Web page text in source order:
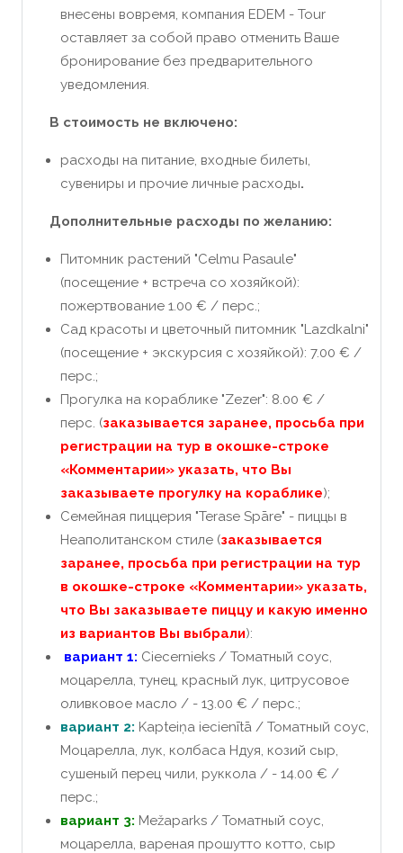
внесены вовремя, компания EDEM - Tour
оставляет за собой право отменить Ваше
бронирование без предварительного
уведомления.
В стоимость не включено:
расходы на питание, входные билеты,
сувениры и прочие личные расходы.
Дополнительные расходы по желанию:
Питомник растений "Celmu Pasaule"
(посещение + встреча со хозяйкой):
пожертвование 1.00 € / перс.;
Сад красоты и цветочный питомник "Lazdkalni"
(посещение + экскурсия с хозяйкой): 7.00 € /
перс.;
Прогулка на кораблике "Zezer": 8.00 € /
перс. (заказывается заранее, просьба при
регистрации на тур в окошке-строке
«Комментарии» указать, что Вы
заказываете прогулку на кораблике);
Семейная пиццерия "Terase Spāre" - пиццы в
Неаполитанском стиле (заказывается
заранее, просьба при регистрации на тур
в окошке-строке «Комментарии» указать,
что Вы заказываете пиццу и какую именно
из вариантов Вы выбрали):
вариант 1: Ciecernieks / Томатный соус,
моцарелла, тунец, красный лук, цитрусовое
оливковое масло / - 13.00 € / перс.;
вариант 2: Kapteiņa iecienītā / Томатный соус,
Моцарелла, лук, колбаса Ндуя, козий сыр,
сушеный перец чили, руккола / - 14.00 € /
перс.;
вариант 3: Mežaparks / Томатный соус,
моцарелла, вареная прошутто котто, сыр